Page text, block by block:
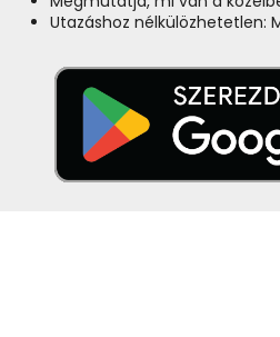
Utazáshoz nélkülözhetetlen: